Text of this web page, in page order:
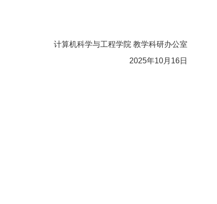
计算机科学与工程学院 教学科研办公室
2025年10月16日